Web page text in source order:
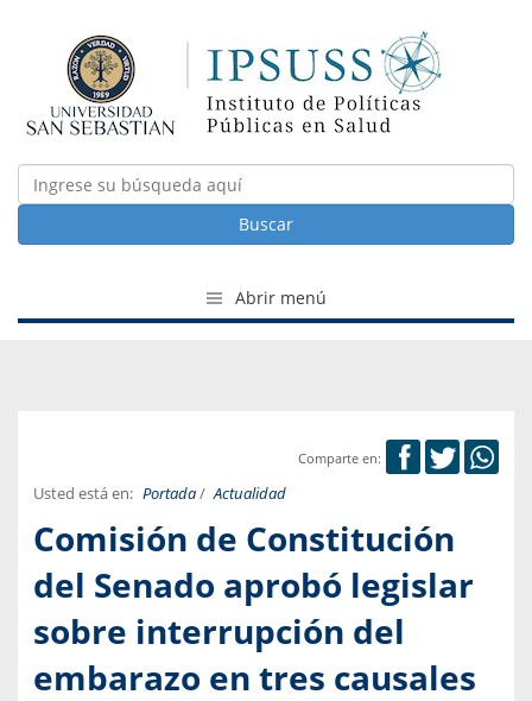
Buscar
Abrir menú
Comparte en:
Usted está en: Portada/ Actualidad
Comisión de Constitución
del Senado aprobó legislar
sobre interrupción del
embarazo en tres causales